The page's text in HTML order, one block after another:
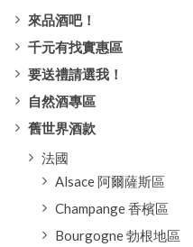
來品酒吧！
千元有找實惠區
要送禮請選我！
自然酒專區
舊世界酒款
法國
Alsace 阿爾薩斯區
Champange 香檳區
Bourgogne 勃根地區